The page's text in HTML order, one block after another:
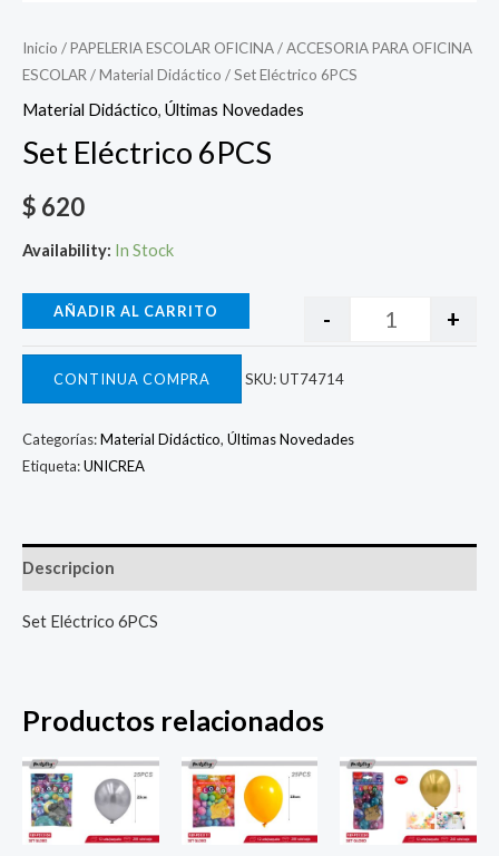
Inicio /PAPELERIA ESCOLAR OFICINA/ACCESORIA PARA OFICINA
ESCOLAR /Material Didáctico / Set Eléctrico 6PCS
Material Didáctico, Últimas Novedades
Set Eléctrico 6PCS
$ 620
Availability: In Stock
- +
AÑADIR AL CARRITO
CONTINUA COMPRA SKU:UT74714
Categorías:Material Didáctico, Últimas Novedades
Etiqueta:UNICREA
Descripcion
Set Eléctrico 6PCS
Productos relacionados